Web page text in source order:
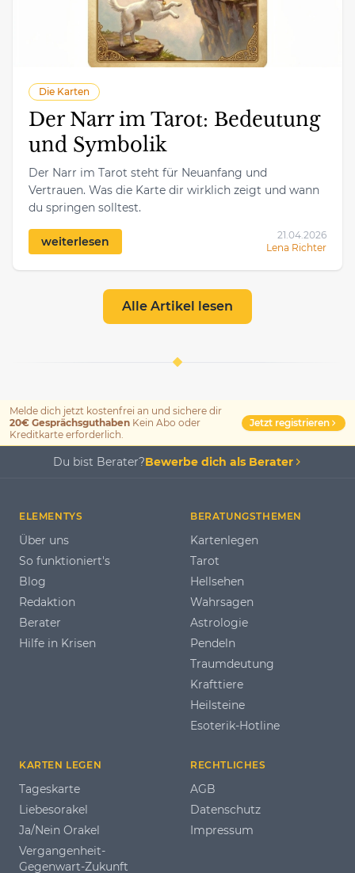
Die Karten
Der Narr im Tarot: Bedeutung
und Symbolik
Der Narr im Tarot steht für Neuanfang und
Vertrauen. Was die Karte dir wirklich zeigt und wann
du springen solltest.
weiterlesen
21.04.2026
Lena Richter
Alle Artikel lesen
Melde dich jetzt kostenfrei an und sichere dir
20€ Gesprächsguthaben Kein Abo oder
Kreditkarte erforderlich.
Jetzt registrieren
Du bist Berater?Bewerbe dich als Berater
ELEMENTYS
Über uns
So funktioniert's
Blog
Redaktion
Berater
Hilfe in Krisen
BERATUNGSTHEMEN
Kartenlegen
Tarot
Hellsehen
Wahrsagen
Astrologie
Pendeln
Traumdeutung
Krafttiere
Heilsteine
Esoterik-Hotline
KARTEN LEGEN
Tageskarte
Liebesorakel
Ja/Nein Orakel
Vergangenheit-
Gegenwart-Zukunft
RECHTLICHES
AGB
Datenschutz
Impressum